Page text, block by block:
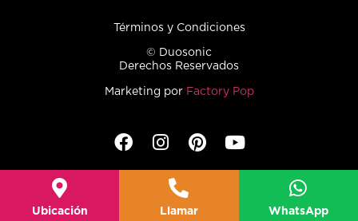
Términos y Condiciones
© Duosonic
Derechos Reservados
Marketing por Factory Pop
Ubicación Llamar WhatsApp